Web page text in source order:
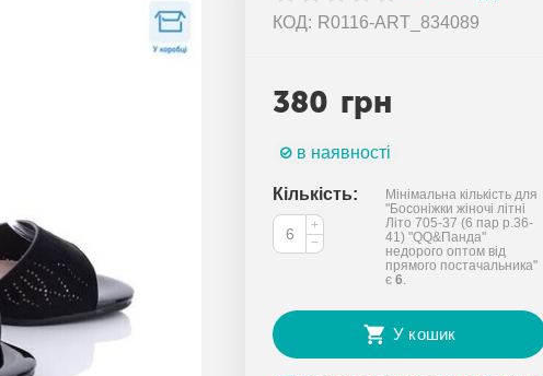
КОД: R0116-ART_834089
380 грн
в наявності
Кількість:
+
−
Мінімальна кількість для
"Босоніжки жіночі літні
Літо 705-37 (6 пар р.36-
41) "QQ&Панда"
недорого оптом від
прямого постачальника"
є6.
У кошик